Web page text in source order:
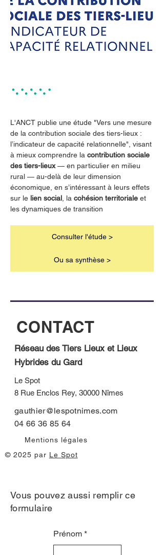
L'ANCT publie une étude "Vers une mesure
de la contribution sociale des tiers-lieux :
l’indicateur de capacité relationnelle", visant
à mieux comprendre la contribution sociale
des tiers-lieux — en particulier en milieu
rural — au-delà de leur dimension
économique, en s’intéressant à leurs effets
sur le lien social , la cohésion territoriale et
les dynamiques de transition
Consulter l'étude >
Ou sa synthèse >
CONTACT
Réseau des Tiers Lieux et Lieux
Hybrides du Gard
Le Spot
8 Rue Enclos Rey, 30000 Nîmes
gauthier@lespotnimes.com
04 66 36 85 64
Mentions légales
© 2025 par Le Spot
Vous pouvez aussi remplir ce
formulaire
Prénom